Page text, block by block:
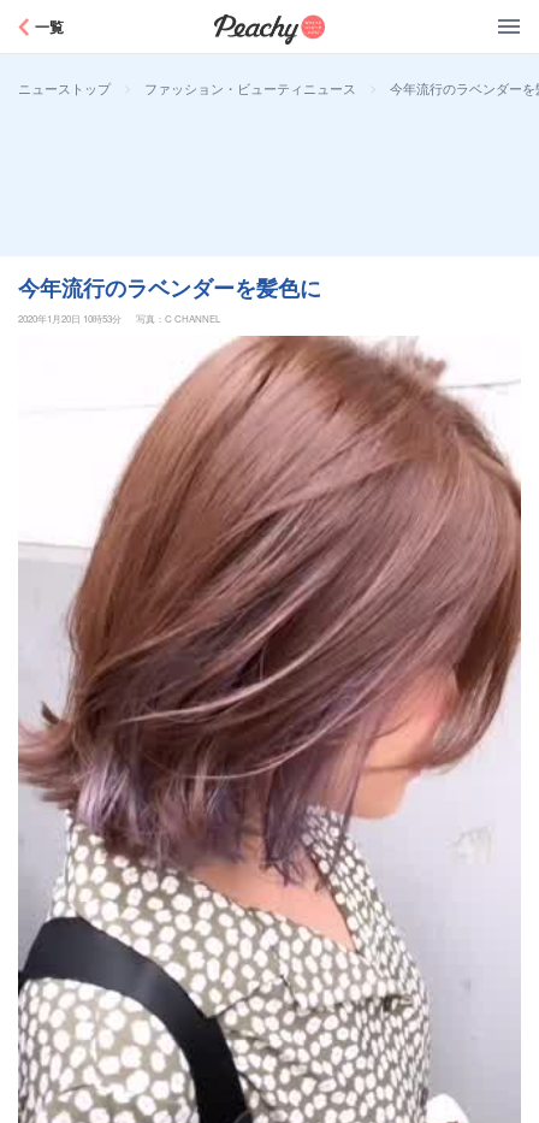
一覧
ニューストップ > ファッション・ビューティニュース > 今年流行のラベンダーを
今年流行のラベンダーを髪色に
2020年1月20日 10時53分 写真：C CHANNEL